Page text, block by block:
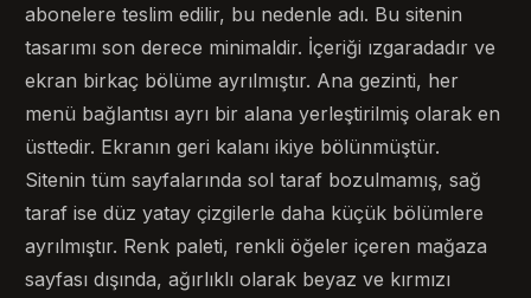
abonelere teslim edilir, bu nedenle adı. Bu sitenin
tasarımı son derece minimaldir. İçeriği ızgaradadır ve
ekran birkaç bölüme ayrılmıştır. Ana gezinti, her
menü bağlantısı ayrı bir alana yerleştirilmiş olarak en
üsttedir. Ekranın geri kalanı ikiye bölünmüştür.
Sitenin tüm sayfalarında sol taraf bozulmamış, sağ
taraf ise düz yatay çizgilerle daha küçük bölümlere
ayrılmıştır. Renk paleti, renkli öğeler içeren mağaza
sayfası dışında, ağırlıklı olarak beyaz ve kırmızı